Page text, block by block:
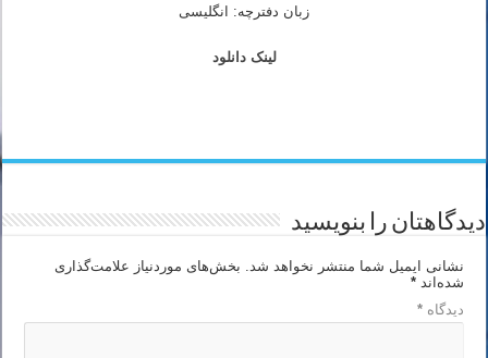
زبان دفترچه: انگلیسی
لینک دانلود
دیدگاهتان را بنویسید
نشانی ایمیل شما منتشر نخواهد شد.
بخش‌های موردنیاز علامت‌گذاری
شده‌اند*
دیدگاه*